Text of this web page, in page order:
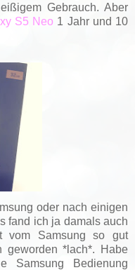
Gebrauch. Aber
S5 Neo 1 Jahr und 10
oder nach einigen
fand ich ja damals auch
vom Samsung so gut
geworden *lach*. Habe
Bedienung